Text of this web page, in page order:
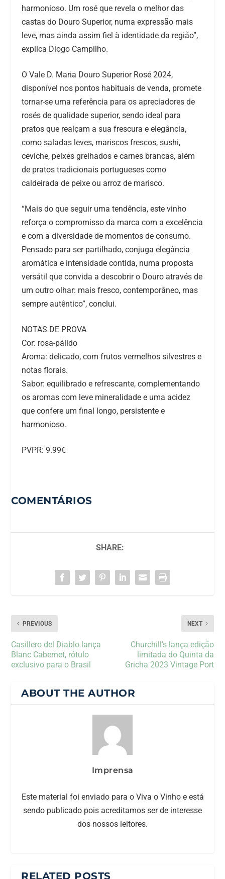
harmonioso. Um rosé que revela o melhor das
castas do Douro Superior, numa expressão mais
leve, mas ainda assim fiel à identidade da região”,
explica Diogo Campilho.
O Vale D. Maria Douro Superior Rosé 2024,
disponível nos pontos habituais de venda, promete
tornar-se uma referência para os apreciadores de
rosés de qualidade superior, sendo ideal para
pratos que realçam a sua frescura e elegância,
como saladas leves, mariscos frescos, sushi,
ceviche, peixes grelhados e carnes brancas, além
de pratos tradicionais portugueses como
caldeirada de peixe ou arroz de marisco.
“Mais do que seguir uma tendência, este vinho
reforça o compromisso da marca com a excelência
e com a diversidade de momentos de consumo.
Pensado para ser partilhado, conjuga elegância
aromática e intensidade contida, numa proposta
versátil que convida a descobrir o Douro através de
um outro olhar: mais fresco, contemporâneo, mas
sempre autêntico”, conclui.
NOTAS DE PROVA
Cor: rosa-pálido
Aroma: delicado, com frutos vermelhos silvestres e
notas florais.
Sabor: equilibrado e refrescante, complementando
os aromas com leve mineralidade e uma acidez
que confere um final longo, persistente e
harmonioso.
PVPR: 9.99€
COMENTÁRIOS
SHARE:
PREVIOUS
Casillero del Diablo lança
Blanc Cabernet, rótulo
exclusivo para o Brasil
NEXT
Churchill’s lança edição
limitada do Quinta da
Gricha 2023 Vintage Port
ABOUT THE AUTHOR
Imprensa
Este material foi enviado para o Viva o Vinho e está
sendo publicado pois acreditamos ser de interesse
dos nossos leitores.
RELATED POSTS